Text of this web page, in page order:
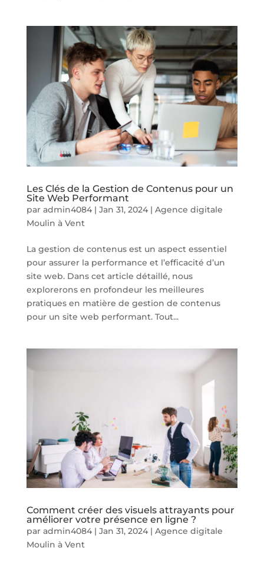
Les Clés de la Gestion de Contenus pour un
Site Web Performant
par admin4084| Jan 31, 2024| Agence digitale
Moulin à Vent
La gestion de contenus est un aspect essentiel
pour assurer la performance et l’efficacité d’un
site web. Dans cet article détaillé, nous
explorerons en profondeur les meilleures
pratiques en matière de gestion de contenus
pour un site web performant. Tout...
Comment créer des visuels attrayants pour
améliorer votre présence en ligne ?
par admin4084| Jan 31, 2024| Agence digitale
Moulin à Vent